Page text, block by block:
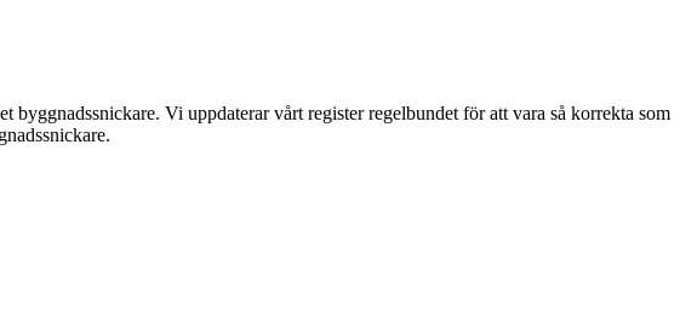
Vi uppdaterar vårt register regelbundet för att vara så korrekta som